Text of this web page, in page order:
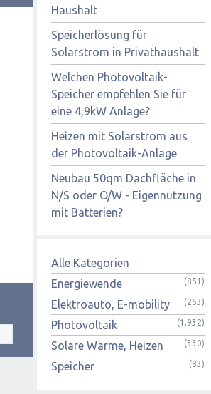
Haushalt
Speicherlösung für
Solarstrom in Privathaushalt
Welchen Photovoltaik-
Speicher empfehlen Sie für
eine 4,9kW Anlage?
Heizen mit Solarstrom aus
der Photovoltaik-Anlage
Neubau 50qm Dachfläche in
N/S oder O/W - Eigennutzung
mit Batterien?
Alle Kategorien
Energiewende
(851)
Elektroauto, E-mobility (253)
Photovoltaik (1,932)
Solare Wärme, Heizen (330)
Speicher (83)